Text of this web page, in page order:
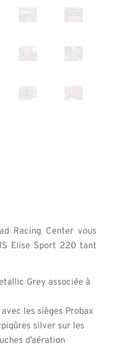
Racing Center vous
Elise Sport 220 tant
Grey associée à
les sièges Probax
silver sur les
d’aération